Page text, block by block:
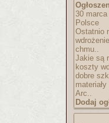
30
Polsce
Ostatnio
chmu..
Jakie są
koszty
dobre
Arc..
Dodaj